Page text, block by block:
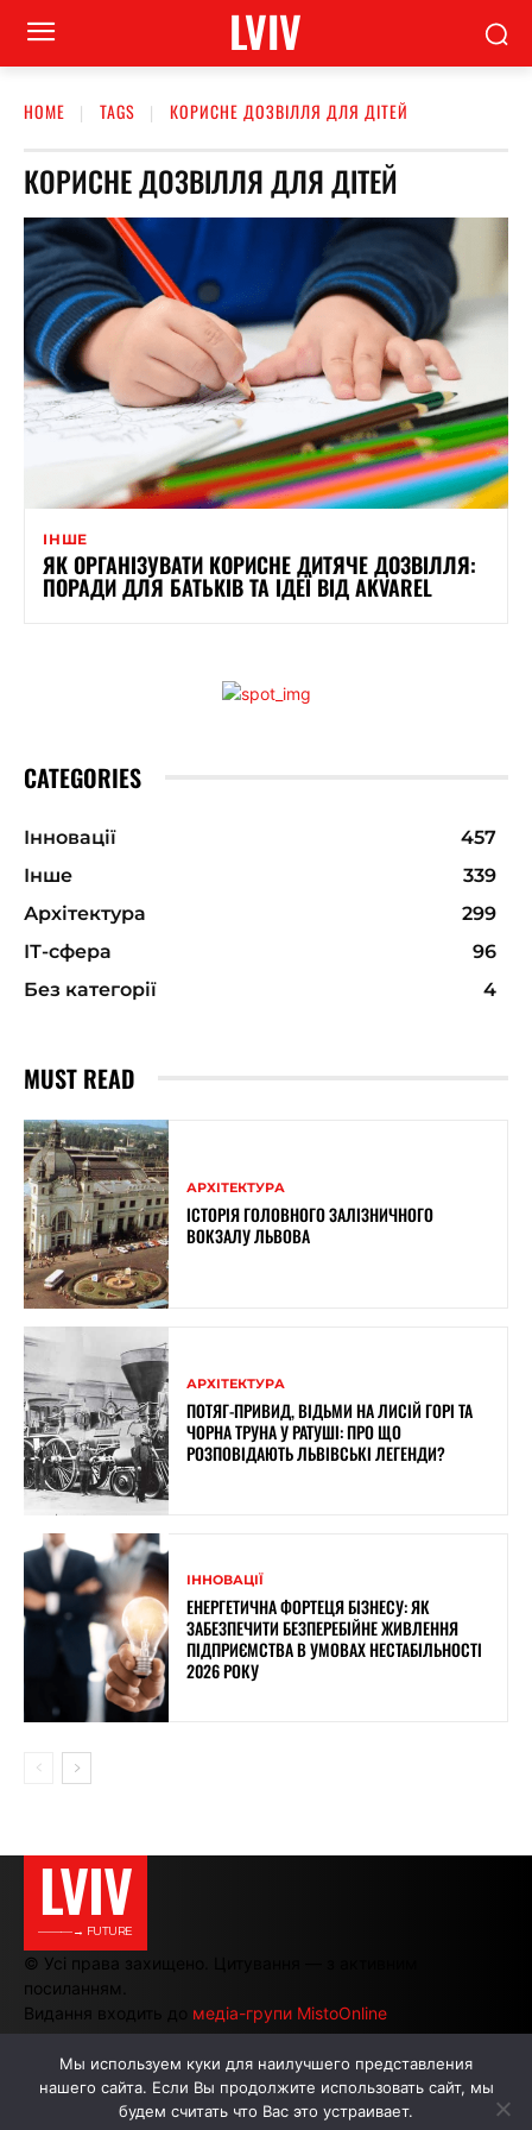
LVIV
HOME TAGS КОРИСНЕ ДОЗВІЛЛЯ ДЛЯ ДІТЕЙ
КОРИСНЕ ДОЗВІЛЛЯ ДЛЯ ДІТЕЙ
ІНШЕ
ЯК ОРГАНІЗУВАТИ КОРИСНЕ ДИТЯЧЕ ДОЗВІЛЛЯ:
ПОРАДИ ДЛЯ БАТЬКІВ ТА ІДЕЇ ВІД AKVAREL
CATEGORIES
Інновації
457
Інше
339
Архітектура
299
ІТ-сфера
96
Без категорії
4
MUST READ
АРХІТЕКТУРА
ІСТОРІЯ ГОЛОВНОГО ЗАЛІЗНИЧНОГО
ВОКЗАЛУ ЛЬВОВА
АРХІТЕКТУРА
ПОТЯГ-ПРИВИД, ВІДЬМИ НА ЛИСІЙ ГОРІ ТА
ЧОРНА ТРУНА У РАТУШІ: ПРО ЩО
РОЗПОВІДАЮТЬ ЛЬВІВСЬКІ ЛЕГЕНДИ?
ІННОВАЦІЇ
ЕНЕРГЕТИЧНА ФОРТЕЦЯ БІЗНЕСУ: ЯК
ЗАБЕЗПЕЧИТИ БЕЗПЕРЕБІЙНЕ ЖИВЛЕННЯ
ПІДПРИЄМСТВА В УМОВАХ НЕСТАБІЛЬНОСТІ
2026 РОКУ
LVIV
———→ FUTURE
© Усі права захищено. Цитування — з активним
посиланням.
Видання входить до медіа-групи MistoOnline
АВТОРИ РЕКЛАМА НА САЙТІ
Мы используем куки для наилучшего представления
нашего сайта. Если Вы продолжите использовать сайт, мы
будем считать что Вас это устраивает.